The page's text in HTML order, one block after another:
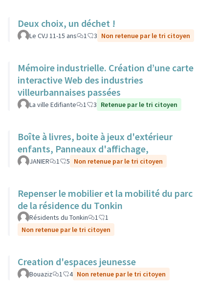
Deux choix, un déchet !
Le CVJ 11-15 ans 1 3 Non retenue par le tri citoyen
Mémoire industrielle. Création d’une carte
interactive Web des industries
villeurbannaises passées
La ville Edifiante 1 3 Retenue par le tri citoyen
Boîte à livres, boite à jeux d'extérieur
enfants, Panneaux d'affichage,
JANIER 1 5 Non retenue par le tri citoyen
Repenser le mobilier et la mobilité du parc
de la résidence du Tonkin
Résidents du Tonkin 1
1
Non retenue par le tri citoyen
Creation d'espaces jeunesse
Bouaziz 1 4 Non retenue par le tri citoyen